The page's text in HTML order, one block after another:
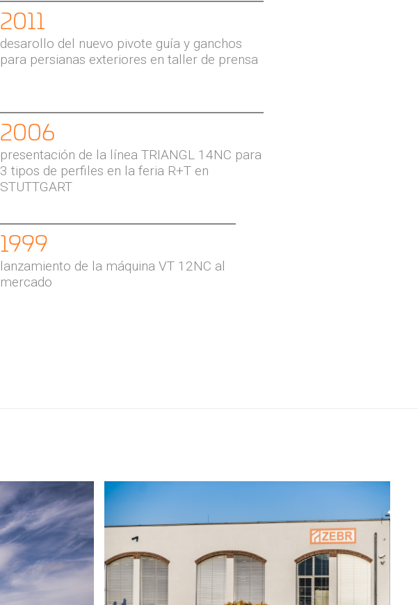
2011
desarollo del nuevo pivote guía y ganchos
para persianas exteriores en taller de prensa
2006
presentación de la línea TRIANGL 14NC para
3 tipos de perfiles en la feria R+T en
STUTTGART
1999
lanzamiento de la máquina VT 12NC al
mercado